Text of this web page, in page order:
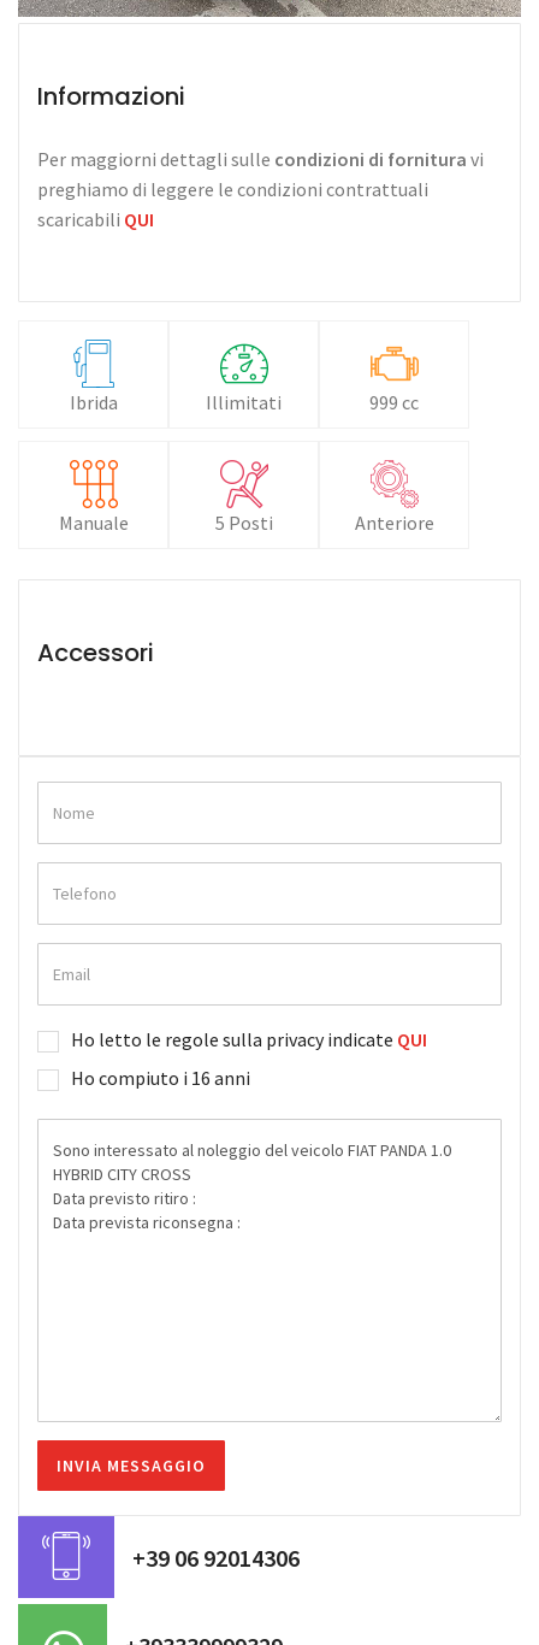
Informazioni
Per maggiorni dettagli sulle condizioni di fornitura vi
preghiamo di leggere le condizioni contrattuali
scaricabili QUI
Ibrida Illimitati 999 cc
Manuale 5 Posti Anteriore
Accessori
Ho letto le regole sulla privacy indicate QUI
Ho compiuto i 16 anni
+39 06 92014306